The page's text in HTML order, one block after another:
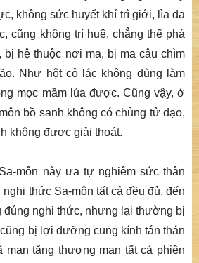
không sức huyết khí trì giới, lìa đa
cũng không trí huệ, chẳng thể phá
bị hệ thuộc nơi ma, bị ma câu chìm
Như hột cỏ lác không dùng làm
mọc mầm lúa được. Cũng vậy, ở
bồ sanh không có chủng tử đạo,
không được giải thoát.
môn này ưa tự nghiêm sức thân
nghi thức Sa-môn tất cả đều đủ, đến
nghi thức, nhưng lại thường bị
bị lợi dưỡng cung kính tán thán
mạn tăng thượng mạn tất cả phiền